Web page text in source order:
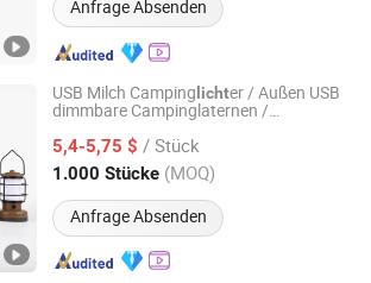
Anfrage Absenden
USB Milch Camping lichter / Außen USB
dimmbare Campinglaternen /
Campinglampen
5,4-5,75 $ / Stück
1.000 Stücke (MOQ)
Anfrage Absenden
& GIFT (YUYAO) CO., LTD.
Seit 2024